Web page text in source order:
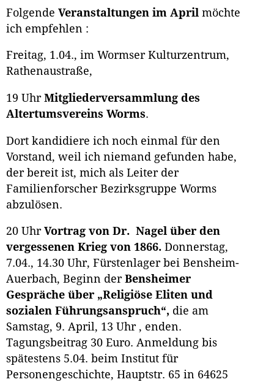
Folgende Veranstaltungen im April möchte
ich empfehlen :
Freitag, 1.04., im Wormser Kulturzentrum,
Rathenaustraße,
19 Uhr Mitgliederversammlung des
Altertumsvereins Worms.
Dort kandidiere ich noch einmal für den
Vorstand, weil ich niemand gefunden habe,
der bereit ist, mich als Leiter der
Familienforscher Bezirksgruppe Worms
abzulösen.
20 Uhr Vortrag von Dr. Nagel über den
vergessenen Krieg von 1866. Donnerstag,
7.04., 14.30 Uhr, Fürstenlager bei Bensheim-
Auerbach, Beginn der Bensheimer
Gespräche über „Religiöse Eliten und
sozialen Führungsanspruch“, die am
Samstag, 9. April, 13 Uhr , enden.
Tagungsbeitrag 30 Euro. Anmeldung bis
spätestens 5.04. beim Institut für
Personengeschichte, Hauptstr. 65 in 64625